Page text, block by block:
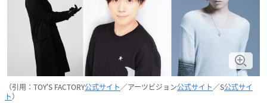
（引用：TOY'S FACTORY公式サイト／アーツビジョン公式サイト／S公式サイ
ト）